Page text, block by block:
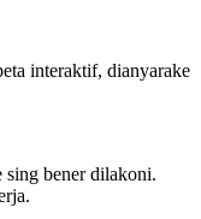
interaktif, dianyarake
sing bener dilakoni.